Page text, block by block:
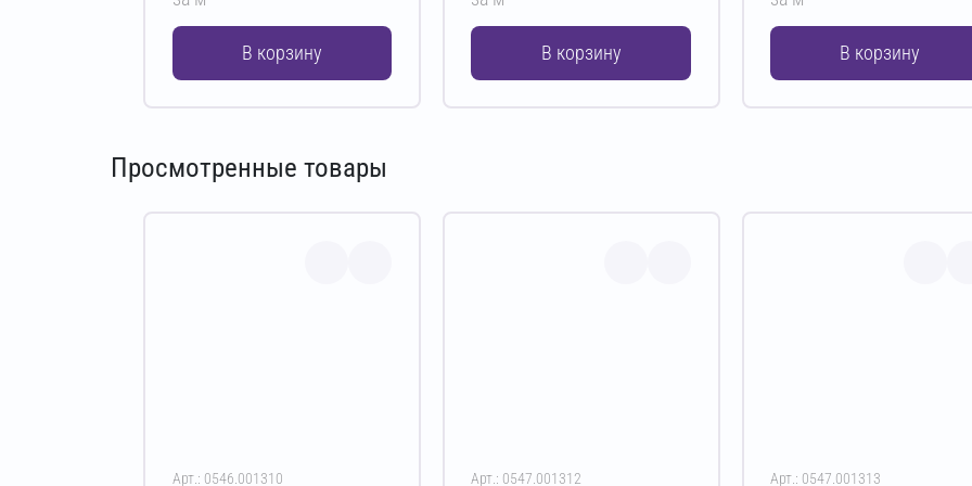
В корзину В корзину В корзину
Просмотренные товары
Арт.: 0546.001310 Арт.: 0547.001312 Арт.: 0547.001313